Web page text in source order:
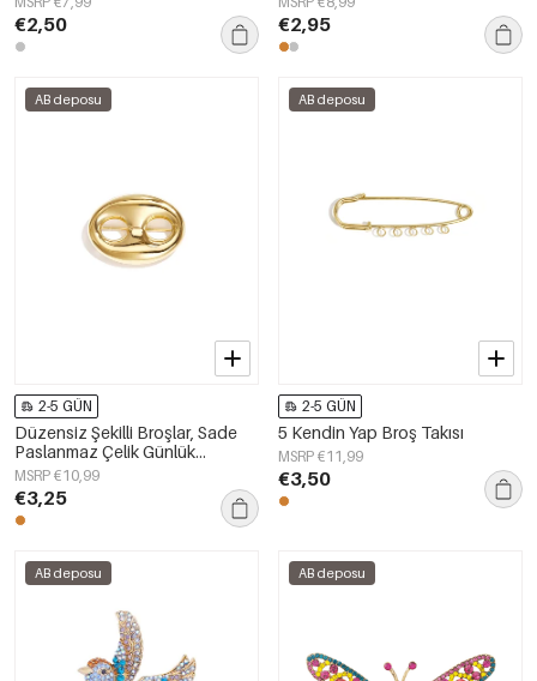
€2,50 €2,95
AB deposu
2-5 GÜN
Düzensiz Şekilli Broşlar, Sade
Paslanmaz Çelik Günlük
Aksesuarlar
MSRP €10,99
€3,25
AB deposu
2-5 GÜN
5 Kendin Yap Broş Takısı
MSRP €11,99
€3,50
AB deposu AB deposu